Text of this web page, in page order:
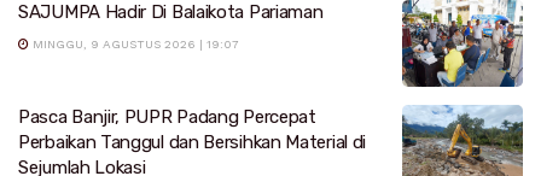
SAJUMPA Hadir Di Balaikota Pariaman
MINGGU, 9 AGUSTUS 2026 | 19:07
Pasca Banjir, PUPR Padang Percepat
Perbaikan Tanggul dan Bersihkan Material di
Sejumlah Lokasi